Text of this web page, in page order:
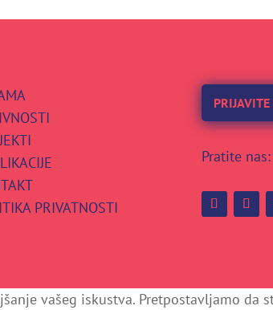
PRIVATNOSTI
PRIJAVITE
Pratite nas:
vašeg iskustva. Pretpostavljamo